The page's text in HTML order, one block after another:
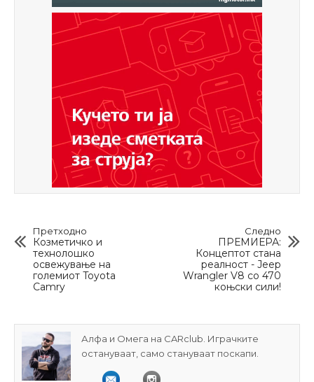
Претходно
Козметичко и
технолошко
освежување на
големиот Toyota
Camry
Следно
ПРЕМИЕРА:
Концептот стана
реалност - Jeep
Wrangler V8 со 470
коњски сили!
Алфа и Омега на CARclub. Играчките
остануваат, само стануваат поскапи.